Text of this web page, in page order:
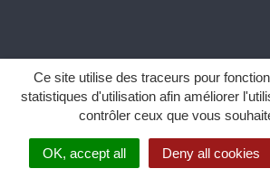
Plan du site
Mentions Légales
Données
Sourd et
Ce site utilise des traceurs pour
statistiques d'utilisation afin améliorer
contrôler ceux que vous
OK, accept all Deny all cookies